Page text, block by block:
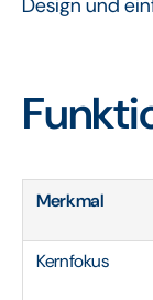
Merkmal
Kernfokus